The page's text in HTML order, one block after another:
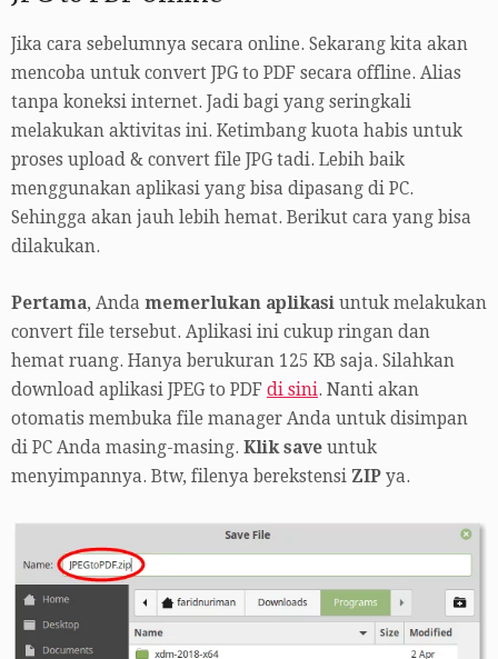
Jika cara sebelumnya secara online. Sekarang kita akan
mencoba untuk convert JPG to PDF secara offline. Alias
tanpa koneksi internet. Jadi bagi yang seringkali
melakukan aktivitas ini. Ketimbang kuota habis untuk
proses upload & convert file JPG tadi. Lebih baik
menggunakan aplikasi yang bisa dipasang di PC.
Sehingga akan jauh lebih hemat. Berikut cara yang bisa
dilakukan.
Pertama, Anda memerlukan aplikasi untuk melakukan
convert file tersebut. Aplikasi ini cukup ringan dan
hemat ruang. Hanya berukuran 125 KB saja. Silahkan
download aplikasi JPEG to PDF di sini. Nanti akan
otomatis membuka file manager Anda untuk disimpan
di PC Anda masing-masing. Klik save untuk
menyimpannya. Btw, filenya berekstensi ZIP ya.